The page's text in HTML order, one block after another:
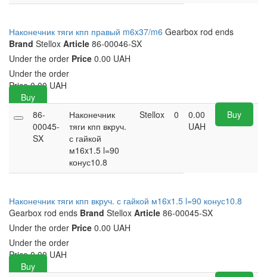
Наконечник тяги кпп правый m6x37/m6 Gearbox rod ends
Brand Stellox Article 86-00046-SX
Under the order Price 0.00 UAH
Under the order
Price 0.00 UAH
Buy
86-
00045-
SX
Наконечник
тяги кпп вкруч.
с гайкой
м16x1.5 l=90
конус10.8
Stellox 0
0.00
UAH
Buy
Наконечник тяги кпп вкруч. с гайкой м16x1.5 l=90 конус10.8
Gearbox rod ends Brand Stellox Article 86-00045-SX
Under the order Price 0.00 UAH
Under the order
Price 0.00 UAH
Buy